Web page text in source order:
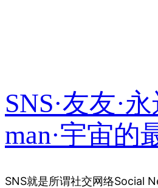
SNS·友友·
man·宇宙的
SNS就是所谓社交网络Social